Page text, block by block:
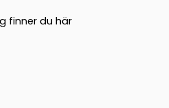
finner du här